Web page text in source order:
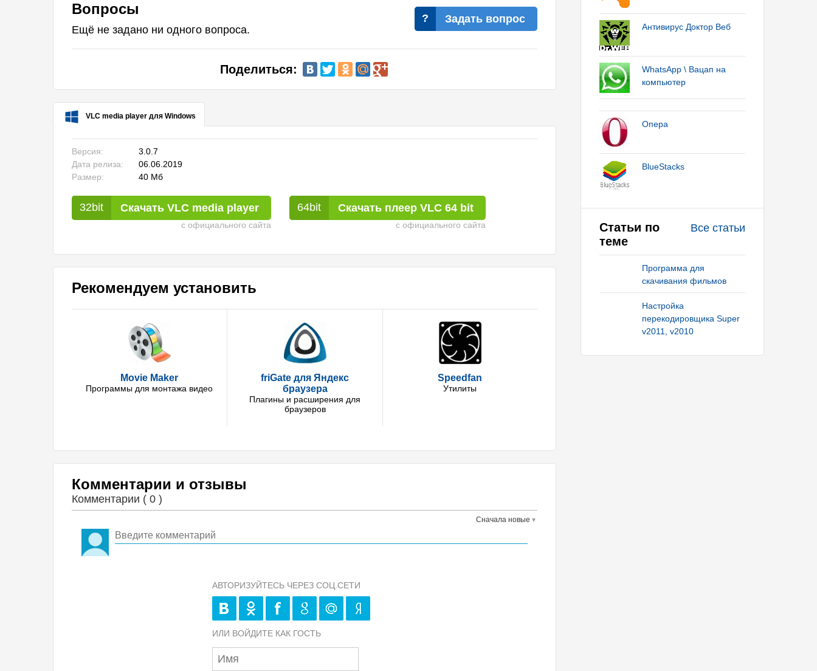
Задать вопрос
Вопросы
Ещё не задано ни одного вопроса.
Поделиться:
VLC media player для Windows
Версия:
3.0.7
Дата релиза:
06.06.2019
Размер:
40 Мб
Скачать VLC media player
с официального сайта
Скачать плеер VLC 64 bit
с официального сайта
Рекомендуем установить
Movie Maker
Программы для монтажа видео
friGate для Яндекс
браузера
Плагины и расширения для
браузеров
Speedfan
Утилиты
Комментарии и отзывы
Комментарии ( 0 )
Сначала новые
АВТОРИЗУЙТЕСЬ ЧЕРЕЗ СОЦ.СЕТИ
ИЛИ ВОЙДИТЕ КАК ГОСТЬ
Антивирус Доктор Веб
WhatsApp \ Вацап на
компьютер
Опера
BlueStacks
Все статьи
Статьи по
теме
Программа для
скачивания фильмов
Настройка
перекодировщика Super
v2011, v2010